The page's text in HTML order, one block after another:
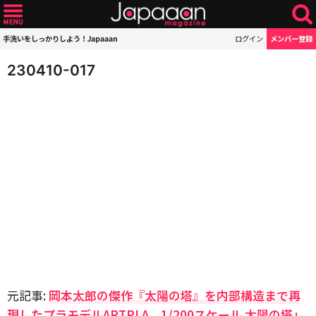
手洗いをしっかりしよう！Japaaan ログイン メンバー登録
230410-017
元記事: 岡本太郎の傑作『太陽の塔』を内部構造まで再